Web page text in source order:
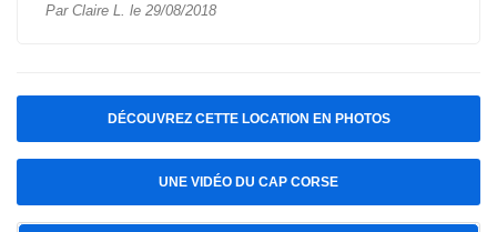
Par Claire L. le 29/08/2018
DÉCOUVREZ CETTE LOCATION EN PHOTOS
UNE VIDÉO DU CAP CORSE